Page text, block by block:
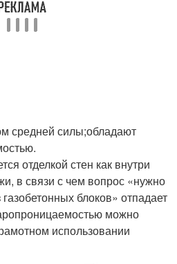
средней силы;обладают
отделкой стен как внутри
в связи с чем вопрос «нужно
блоков» отпадает
можно
использовании